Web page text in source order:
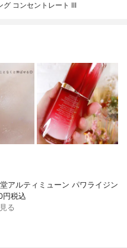
コンセントレート III
ティミューン パワライジン
円税込
る